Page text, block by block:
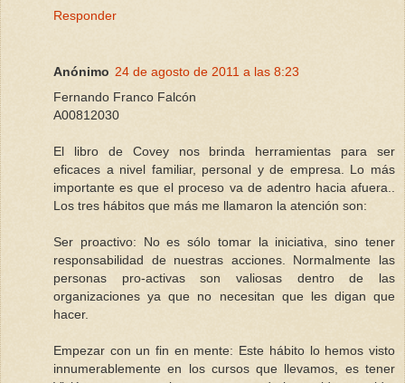
Responder
Anónimo 24 de agosto de 2011 a las 8:23
Fernando Franco Falcón
A00812030
El libro de Covey nos brinda herramientas para ser
eficaces a nivel familiar, personal y de empresa. Lo más
importante es que el proceso va de adentro hacia afuera..
Los tres hábitos que más me llamaron la atención son:
Ser proactivo: No es sólo tomar la iniciativa, sino tener
responsabilidad de nuestras acciones. Normalmente las
personas pro-activas son valiosas dentro de las
organizaciones ya que no necesitan que les digan que
hacer.
Empezar con un fin en mente: Este hábito lo hemos visto
innumerablemente en los cursos que llevamos, es tener